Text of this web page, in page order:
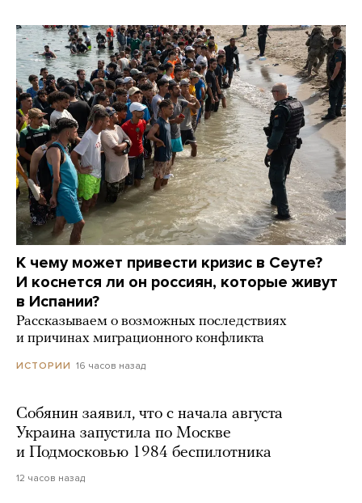
К чему может привести кризис в Сеуте?
И коснется ли он россиян, которые живут
в Испании?
Рассказываем о возможных последствиях
и причинах миграционного конфликта
ИСТОРИИ 16 часов назад
Собянин заявил, что с начала августа
Украина запустила по Москве
и Подмосковью 1984 беспилотника
12 часов назад